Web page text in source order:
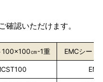
認いただけます。
100×100㎝-1重 EMCシー